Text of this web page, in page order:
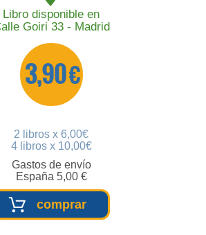
Libro disponible en
Goiri 33 - Madrid
3,90 €
2 libros x 6,00€
4 libros x 10,00€
Gastos de envío
España 5,00 €
comprar